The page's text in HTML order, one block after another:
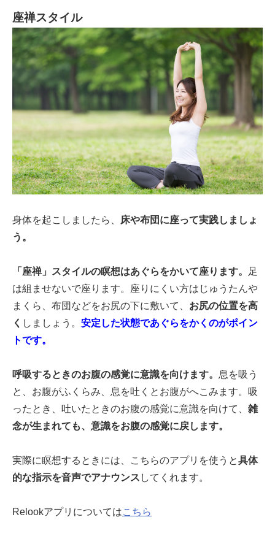
座禅スタイル
身体を起こしましたら、 床や布団に座って実践しましょ
う。
「座禅」スタイルの瞑想はあぐらをかいて座ります。 足
は組ませないで座ります。座りにくい方はじゅうたんや
まくら、布団などをお尻の下に敷いて、 お尻の位置を高
く しましょう。 安定した状態であぐらをかくのがポイン
トです。
呼吸するときのお腹の感覚に意識を向けます。 息を吸う
と、お腹がふくらみ、息を吐くとお腹がへこみます。吸
ったとき、吐いたときのお腹の感覚に意識を向けて、 雑
念が生まれても、意識をお腹の感覚に戻します。
実際に瞑想するときには、こちらのアプリを使うと具体
的な指示を音声でアナウンス してくれます。
Relookアプリについてはこちら